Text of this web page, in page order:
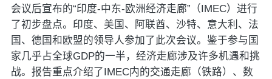
会议后宣布的“印度-中东-欧洲经济走廊”（IMEC）进行
了初步盘点。印度、美国、阿联酋、沙特、意大利、法
国、德国和欧盟的领导人参加了此次会议。鉴于参与国
家几乎占全球GDP的一半，经济走廊涉及许多机遇和挑
战。报告重点介绍了IMEC内的交通走廊（铁路）、数